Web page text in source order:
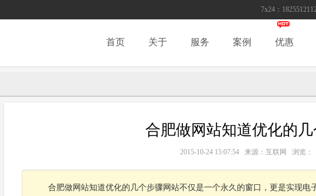
7x24：
首页 关于 服务 案例 优惠
合肥做网站知道优化的
2015-10-24 15:07:54 来源：互联网 浏览：
合肥做网站知道优化的几个步骤网站不仅是一个永久的窗口，更是实现电